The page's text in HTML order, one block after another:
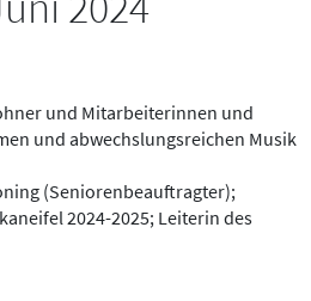
und Mitarbeiterinnen und
und abwechslungsreichen Musik
(Seniorenbeauftragter);
2024-2025; Leiterin des